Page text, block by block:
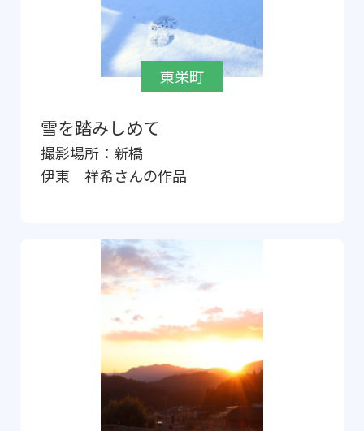
東栄町
雪を踏みしめて
撮影場所： 新橋
伊東 祥希さんの作品